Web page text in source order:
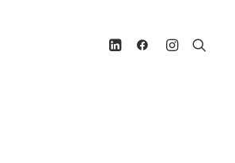
vPod